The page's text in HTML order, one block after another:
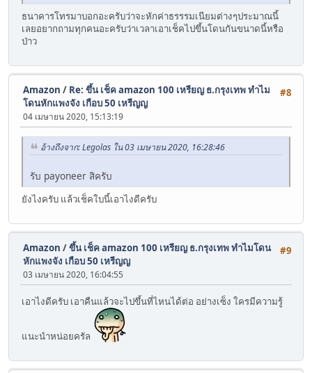
ธนาคารโทรมาบอกอะครับว่าจะหักค่าธรรรมเนียมต่างๆประมาณนี้
เลยอยากถามทุกคนอะครับว่าเวลาเอาเช็คไปขึ้นโดนกันขนาดนี้หรือ
ป่าว
#8
Amazon / Re: ขึ้น เช็ค amazon 100 เหรียญ ธ.กรุงเทพ ทำไม
โดนหักแพงจัง เกือบ 50 เหรีญญ
04 เมษายน 2020, 15:13:19
อ้างถึงจาก: Legolas ใน 03 เมษายน 2020, 16:28:46
รับ payoneer สิครับ
ยังไงครับ แล้วเช็คใบนี้เอาไงดีครับ
#9
Amazon /ขึ้น เช็ค amazon 100 เหรียญ ธ.กรุงเทพ ทำไมโดน
หักแพงจัง เกือบ 50 เหรีญญ
03 เมษายน 2020, 16:04:55
เอาไงดีครับ เอาคืนแล้วจะไปขึ้นที่ไหนได้ต่อ อย่างเซ็ง ใครมีความรู้
แนะนำหน่อยครัล